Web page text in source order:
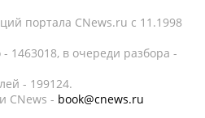
портала CNews.ru c 11.1998
1463018, в очереди разбора -
- 199124.
CNews - book@cnews.ru